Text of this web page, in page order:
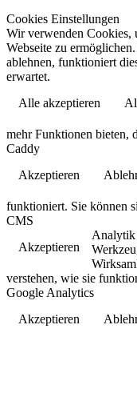
Cookies Einstellungen
Wir verwenden Cookies,
Webseite zu
ablehnen, funktioniert
erwartet.
Alle akzeptieren
mehr Funktionen bieten,
Caddy
Akzeptieren
funktioniert. Sie können
CMS
Akzeptieren
Analytik
verstehen, wie sie
Google Analytics
Akzeptieren